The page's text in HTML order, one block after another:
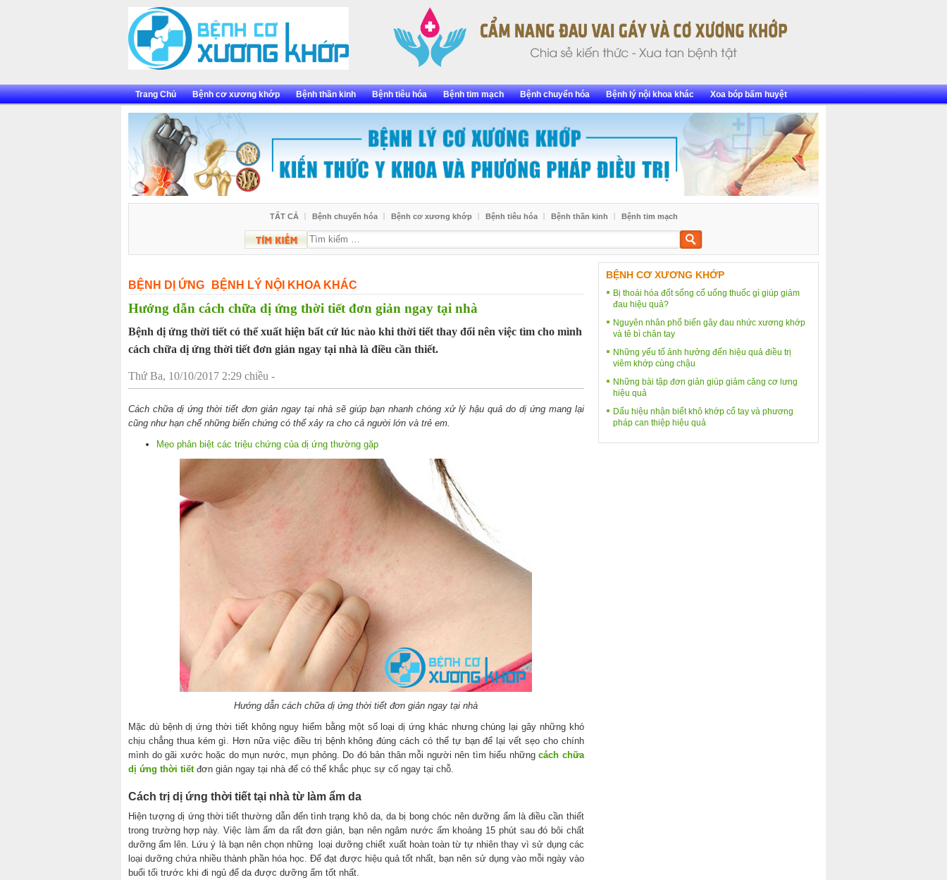
Trang Chủ Bệnh cơ xương khớp Bệnh thần kinh Bệnh tiêu hóa Bệnh tim mạch Bệnh chuyển hóa Bệnh lý nội khoa khác Xoa bóp bấm huyệt
TẤT CẢ Bệnh chuyển hóa Bệnh cơ xương khớp Bệnh tiêu hóa Bệnh thần kinh Bệnh tim mạch
Tìm
BỆNH DỊ ỨNG BỆNH LÝ NỘI KHOA KHÁC
Hướng dẫn cách chữa dị ứng thời tiết đơn giản ngay tại nhà
Bệnh dị ứng thời tiết có thể xuất hiện bất cứ lúc nào khi thời tiết thay đổi nên việc tìm cho mình
cách chữa dị ứng thời tiết đơn giản ngay tại nhà là điều cần thiết.
Thứ Ba, 10/10/2017 2:29 chiều -
Cách chữa dị ứng thời tiết đơn giản ngay tại nhà sẽ giúp bạn nhanh chóng xử lý hậu quả do dị ứng mang lại
cũng như hạn chế những biến chứng có thể xảy ra cho cả người lớn và trẻ em.
Mẹo phân biệt các triệu chứng của dị ứng thường gặp
Hướng dẫn cách chữa dị ứng thời tiết đơn giản ngay tại nhà
Mặc dù bệnh dị ứng thời tiết không nguy hiểm bằng một số loại dị ứng khác nhưng chúng lại gây những khó
chịu chẳng thua kém gì. Hơn nữa việc điều trị bệnh không đúng cách có thể tự bạn để lại vết sẹo cho chính
mình do gãi xước hoặc do mụn nước, mụn phỏng. Do đó bản thân mỗi người nên tìm hiểu nhữngcách chữa
dị ứng thời tiếtđơn giản ngay tại nhà để có thể khắc phục sự cố ngay tại chỗ.
Cách trị dị ứng thời tiết tại nhà từ làm ẩm da
Hiện tượng dị ứng thời tiết thường dẫn đến tình trạng khô da, da bị bong chóc nên dưỡng ẩm là điều cần thiết
trong trường hợp này. Việc làm ẩm da rất đơn giản, bạn nên ngâm nước ấm khoảng 15 phút sau đó bôi chất
dưỡng ẩm lên. Lứu ý là bạn nên chọn những loại dưỡng chiết xuất hoàn toàn từ tự nhiên thay vì sử dụng các
loại dưỡng chứa nhiều thành phần hóa học. Để đạt được hiệu quả tốt nhất, bạn nên sử dụng vào mỗi ngày vào
buổi tối trước khi đi ngủ để da được dưỡng ẩm tốt nhất.
BỆNH CƠ XƯƠNG KHỚP
Bị thoái hóa đốt sống cổ uống thuốc gì giúp giảm
đau hiệu quả?
Nguyên nhân phổ biến gây đau nhức xương khớp
và tê bì chân tay
Những yếu tố ảnh hưởng đến hiệu quả điều trị
viêm khớp cùng chậu
Những bài tập đơn giản giúp giảm căng cơ lưng
hiệu quả
Dấu hiệu nhận biết khô khớp cổ tay và phương
pháp can thiệp hiệu quả